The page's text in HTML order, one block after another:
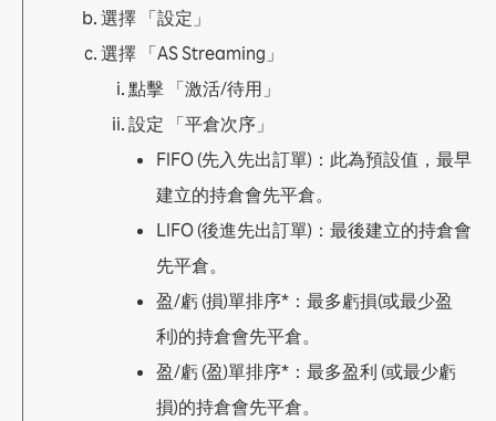
a. Streaming (指定單子/數量)
2.2.2 有確認訊息
a. 單一貨幣對單子全部平倉(買入及賣出)
b. 全部貨幣對單子全部平倉(買入及賣出)
2.3 建立訂單
a. Leave Order (1 張限價訂單/ 1 張止損訂單)
b. OCO (2 張訂單 其中1張被執行後另1張會被取
d. IFO (1 張訂單+ 限價 + 止損)
e. 更改Leave Order
a. Leave Order (限價 / 止損)
b. OCO (限價 + 止損)
c. 更改Leave Order
2.5 查閱開倉倉位
2.6 查閱平倉倉位
選擇 「設定」
選擇 「AS Streaming」
點擊 「激活/待用」
設定 「平倉次序」
FIFO (先入先出訂單)：此為預設值，最早
建立的持倉會先平倉。
LIFO (後進先出訂單)：最後建立的持倉會
先平倉。
盈/虧 (損)單排序*：最多虧損(或最少盈
利)的持倉會先平倉。
盈/虧 (盈)單排序*：最多盈利 (或最少虧
損)的持倉會先平倉。